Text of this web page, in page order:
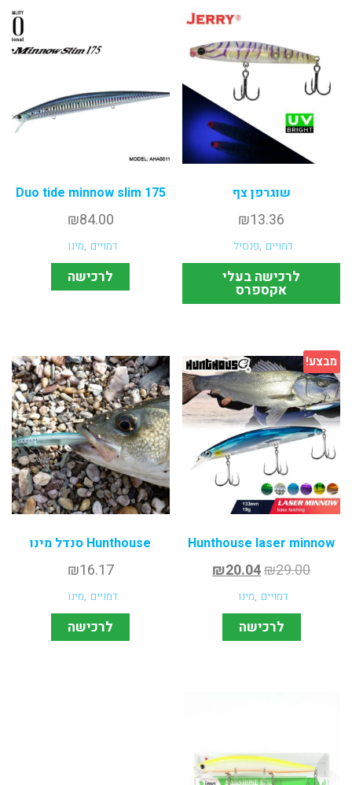
שוגרפן צף
₪13.36
דמויים ,פנסיל
לרכישה בעלי
אקספרס
Duo tide minnow slim 175
₪84.00
דמויים ,מינו
לרכישה
מבצע!
Hunthouse laser minnow
₪29.00
₪20.04
דמויים ,מינו
לרכישה
Hunthouse סנדל מינו
₪16.17
דמויים ,מינו
לרכישה